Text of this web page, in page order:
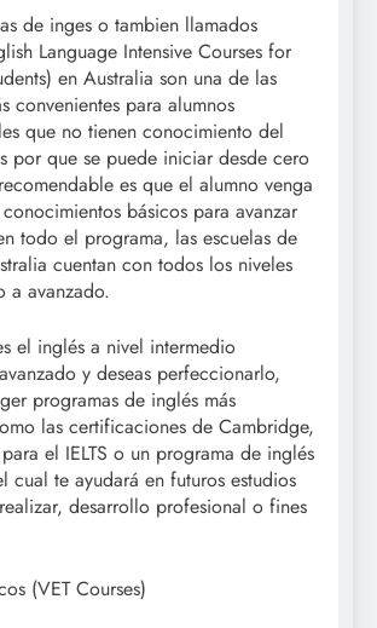
de inges o tambien llamados
Language Intensive Courses for
en Australia son una de las
convenientes para alumnos
que no tienen conocimiento del
por que se puede iniciar desde cero
es que el alumno venga
básicos para avanzar
todo el programa, las escuelas de
cuentan con todos los niveles
a avanzado.
el inglés a nivel intermedio
y deseas perfeccionarlo,
programas de inglés más
las certificaciones de Cambridge,
el IELTS o un programa de inglés
cual te ayudará en futuros estudios
desarrollo profesional o fines
(VET Courses)